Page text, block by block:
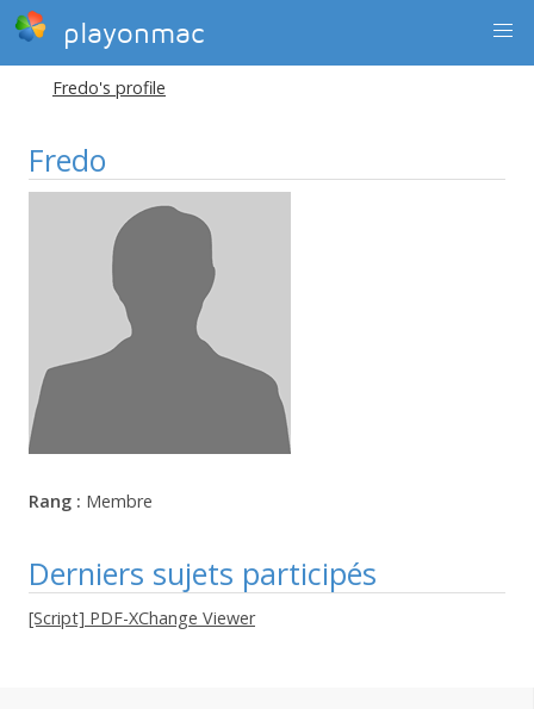
playonmac
Fredo's profile
Fredo
Rang : Membre
Derniers sujets participés
[Script] PDF-XChange Viewer